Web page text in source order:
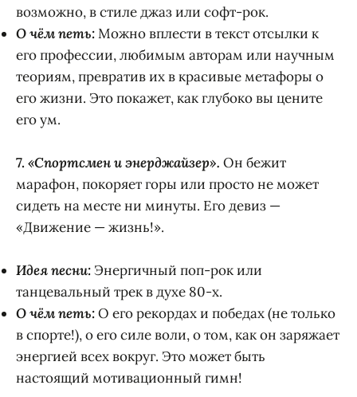
возможно, в стиле джаз или софт-рок.
О чём петь:Можно вплести в текст отсылки к
его профессии, любимым авторам или научным
теориям, превратив их в красивые метафоры о
его жизни. Это покажет, как глубоко вы цените
его ум.
7. «Спортсмен и энерджайзер». Он бежит
марафон, покоряет горы или просто не может
сидеть на месте ни минуты. Его девиз —
«Движение — жизнь!».
Идея песни:Энергичный поп-рок или
танцевальный трек в духе 80-х.
О чём петь:О его рекордах и победах (не только
в спорте!), о его силе воли, о том, как он заряжает
энергией всех вокруг. Это может быть
настоящий мотивационный гимн!